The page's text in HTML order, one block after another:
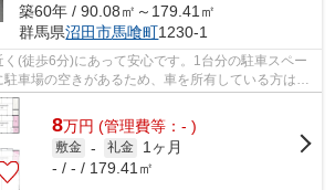
築60年 / 90.08㎡～179.41㎡
群馬県沼田市馬喰町1230-1
(徒歩6分)にあって安心です。1台分の駐車スペー
車場の空きがあるため、車を所有している方はご
以下をご希...
8万円 (管理費等：- )
敷金 - 礼金
1ヶ月
- / - / 179.41㎡